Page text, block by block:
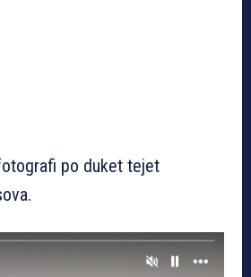
po duket tejet